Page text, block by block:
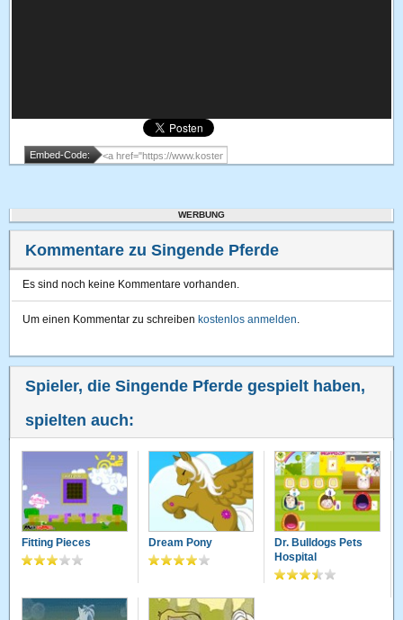
Embed-Code:
WERBUNG
Kommentare zu Singende Pferde
Es sind noch keine Kommentare vorhanden.
Um einen Kommentar zu schreiben kostenlos anmelden.
Spieler, die Singende Pferde gespielt haben,
spielten auch:
Fitting Pieces Dream Pony
Dr. Bulldogs Pets
Hospital